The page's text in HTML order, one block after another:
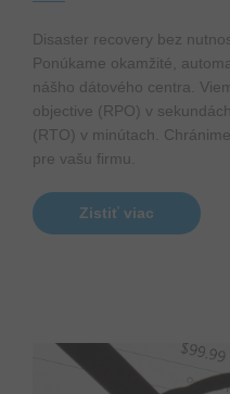
Disaster recovery bez
Ponúkame okamžité,
nášho dátového centra.
objective (RPO) v
(RTO) v minútach.
pre vašu firmu.
Zistiť viac